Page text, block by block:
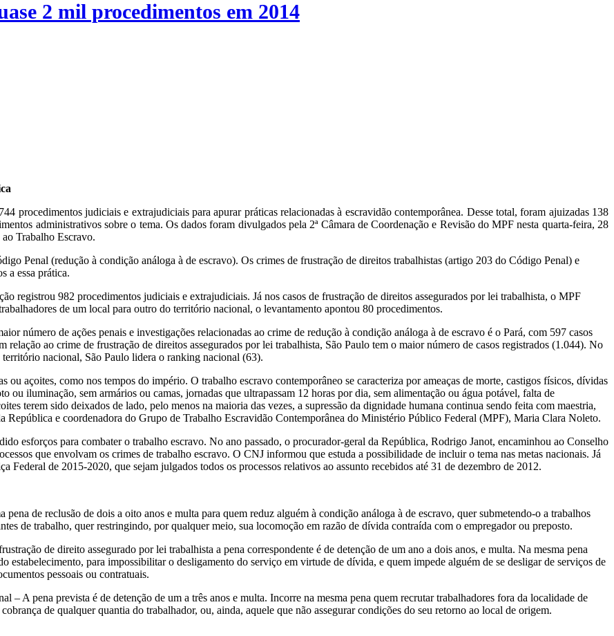
2 mil procedimentos em 2014
procedimentos judiciais e extrajudiciais para apurar práticas relacionadas à escravidão contemporânea. Desse total, foram ajuizadas 138
administrativos sobre o tema. Os dados foram divulgados pela 2ª Câmara de Coordenação e Revisão do MPF nesta quarta-feira, 28
Trabalho Escravo.
Penal (redução à condição análoga à de escravo). Os crimes de frustração de direitos trabalhistas (artigo 203 do Código Penal) e
a essa prática.
registrou 982 procedimentos judiciais e extrajudiciais. Já nos casos de frustração de direitos assegurados por lei trabalhista, o MPF
de um local para outro do território nacional, o levantamento apontou 80 procedimentos.
número de ações penais e investigações relacionadas ao crime de redução à condição análoga à de escravo é o Pará, com 597 casos
ao crime de frustração de direitos assegurados por lei trabalhista, São Paulo tem o maior número de casos registrados (1.044). No
nacional, São Paulo lidera o ranking nacional (63).
ou açoites, como nos tempos do império. O trabalho escravo contemporâneo se caracteriza por ameaças de morte, castigos físicos, dívidas
ou iluminação, sem armários ou camas, jornadas que ultrapassam 12 horas por dia, sem alimentação ou água potável, falta de
terem sido deixados de lado, pelo menos na maioria das vezes, a supressão da dignidade humana continua sendo feita com maestria,
República e coordenadora do Grupo de Trabalho Escravidão Contemporânea do Ministério Público Federal (MPF), Maria Clara Noleto.
esforços para combater o trabalho escravo. No ano passado, o procurador-geral da República, Rodrigo Janot, encaminhou ao Conselho
que envolvam os crimes de trabalho escravo. O CNJ informou que estuda a possibilidade de incluir o tema nas metas nacionais. Já
Federal de 2015-2020, que sejam julgados todos os processos relativos ao assunto recebidos até 31 de dezembro de 2012.
de reclusão de dois a oito anos e multa para quem reduz alguém à condição análoga à de escravo, quer submetendo-o a trabalhos
de trabalho, quer restringindo, por qualquer meio, sua locomoção em razão de dívida contraída com o empregador ou preposto.
de direito assegurado por lei trabalhista a pena correspondente é de detenção de um ano a dois anos, e multa. Na mesma pena
estabelecimento, para impossibilitar o desligamento do serviço em virtude de dívida, e quem impede alguém de se desligar de serviços de
pessoais ou contratuais.
A pena prevista é de detenção de um a três anos e multa. Incorre na mesma pena quem recrutar trabalhadores fora da localidade de
de qualquer quantia do trabalhador, ou, ainda, aquele que não assegurar condições do seu retorno ao local de origem.